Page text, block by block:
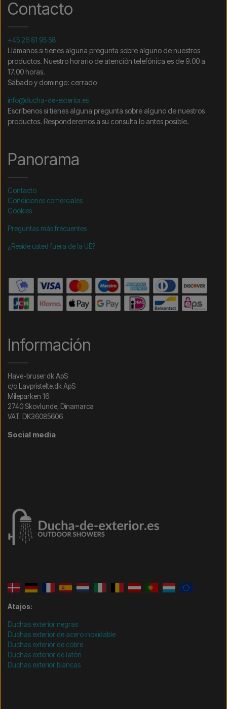
Contacto
+45 26 81 95 58
Llámanos si tienes alguna pregunta sobre alguno de nuestros
productos. Nuestro horario de atención telefónica es de 9.00 a
17.00 horas.
Sábado y domingo: cerrado
info@ducha-de-exterior.es
Escríbenos si tienes alguna pregunta sobre alguno de nuestros
productos. Responderemos a su consulta lo antes posible.
Panorama
Contacto
Condiciones comerciales
Cookies
Preguntas más frecuentes
¿Reside usted fuera de la UE?
Información
Have-bruser.dk ApS
c/o Lavpristelte.dk ApS
Mileparken 16
2740 Skovlunde, Dinamarca
VAT: DK36085606
Social media
Atajos:
Duchas exterior negras
Duchas exterior de acero inoxidable
Duchas exterior de cobre
Duchas exterior de latón
Duchas exterior blancas